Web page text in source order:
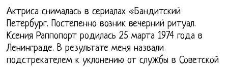
Актриса снималась в сериалах «Бандитский
Петербург. Постепенно возник вечерний ритуал.
Ксения Раппопорт родилась 25 марта 1974 года в
Ленинграде. В результате меня назвали
подстрекателем к уклонению от службы в Советской